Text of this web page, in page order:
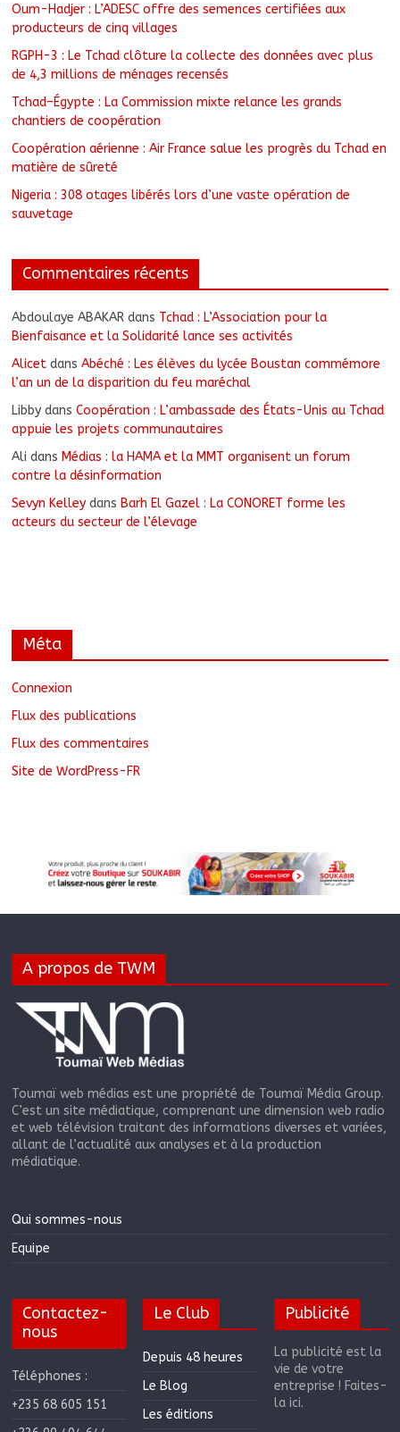
Oum-Hadjer : L’ADESC offre des semences certifiées aux
producteurs de cinq villages
RGPH-3 : Le Tchad clôture la collecte des données avec plus
de 4,3 millions de ménages recensés
Tchad–Égypte : La Commission mixte relance les grands
chantiers de coopération
Coopération aérienne : Air France salue les progrès du Tchad en
matière de sûreté
Nigeria : 308 otages libérés lors d’une vaste opération de
sauvetage
Commentaires récents
Abdoulaye ABAKAR dans Tchad : L’Association pour la
Bienfaisance et la Solidarité lance ses activités
Alicet dansAbéché : Les élèves du lycée Boustan commémore
l’an un de la disparition du feu maréchal
Libby dansCoopération : L’ambassade des États-Unis au Tchad
appuie les projets communautaires
Ali dans Médias : la HAMA et la MMT organisent un forum
contre la désinformation
Sevyn Kelley dans Barh El Gazel : La CONORET forme les
acteurs du secteur de l’élevage
Méta
Connexion
Flux des publications
Flux des commentaires
Site de WordPress-FR
A propos de TWM
Toumaï web médias est une propriété de Toumaï Média Group.
C’est un site médiatique, comprenant une dimension web radio
et web télévision traitant des informations diverses et variées,
allant de l’actualité aux analyses et à la production
médiatique.
Qui sommes-nous
Equipe
Contactez-
nous
Téléphones :
+235 68 605 151
Le Club
Depuis 48 heures
Le Blog
Les éditions
Publicité
La publicité est la
vie de votre
entreprise ! Faites-
la ici.